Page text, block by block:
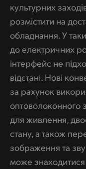
Ukraine
United Kingdom
United States
культурних
розмістити на
обладнання. У
до електричних
інтерфейс не
відстані. Нові
за рахунок
оптоволоконного
для живлення,
стану, а також
зображення та
може знаходитися